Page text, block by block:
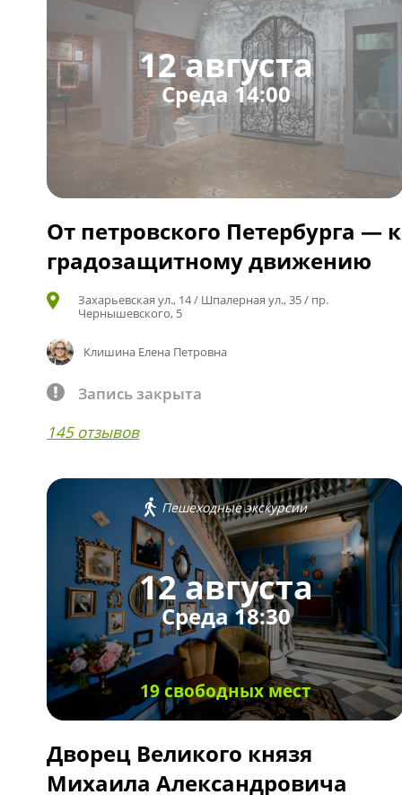
12 августа
Среда 14:00
От петровского Петербурга — к
градозащитному движению
Захарьевская ул., 14 / Шпалерная ул., 35 / пр.
Чернышевского, 5
Клишина Елена Петровна
Запись закрыта
145 отзывов
Пешеходные экскурсии
12 августа
Среда 18:30
19 свободных мест
Дворец Великого князя
Михаила Александровича